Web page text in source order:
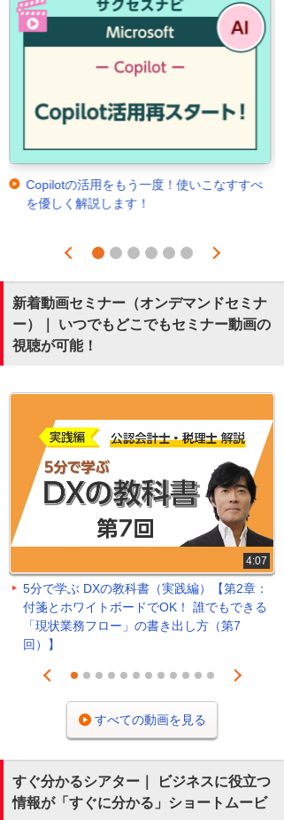
Copilotの活用をもう一度！使いこなすすべ
を優しく解説します！
Prev
1 2 3 4 5 6
Next
新着動画セミナー（オンデマンドセミナ
ー）｜ いつでもどこでもセミナー動画の
視聴が可能！
4:07
5分で学ぶ DXの教科書（実践編）【第2章：
付箋とホワイトボードでOK！ 誰でもできる
「現状業務フロー」の書き出し方（第7
回）】
Prev
1 2 3 4 5 6 7 8 9 101112
Next
すべての動画を見る
すぐ分かるシアター｜ ビジネスに役立つ
情報が「すぐに分かる」ショートムービ